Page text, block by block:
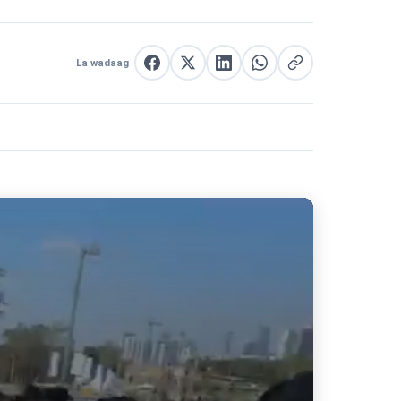
La wadaag La wadaag Facebook
La wadaag XLa wadaag LinkedIn
La wadaag WhatsApp
Nuqul link